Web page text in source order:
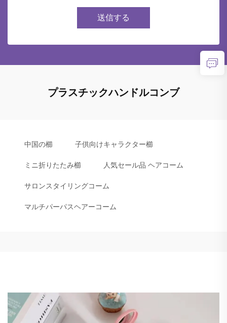
送信する
プラスチックハンドルコンブ
中国の櫛 子供向けキャラクター櫛
ミニ折りたたみ櫛 人気セール品 ヘアコーム
サロンスタイリングコーム
マルチパーパスヘアーコーム